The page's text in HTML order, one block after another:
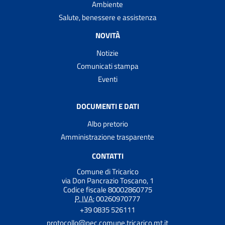
Ambiente
Salute, benessere e assistenza
NOVITÀ
Notizie
Comunicati stampa
Eventi
DOCUMENTI E DATI
Albo pretorio
Amministrazione trasparente
CONTATTI
Comune di Tricarico
via Don Pancrazio Toscano, 1
Codice fiscale 80002860775
P. IVA:00260970777
+39 0835 526111